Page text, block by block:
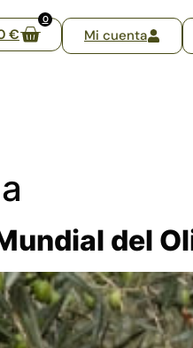
€
0
Mi cuenta
del